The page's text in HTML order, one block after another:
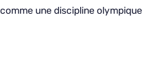
une discipline olympique